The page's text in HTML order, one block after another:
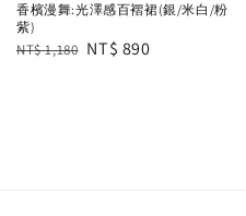
香檳漫舞:光澤感百褶裙(銀/米白/粉
紫)
Regular
NT$ 1,180 Sale
NT$ 890